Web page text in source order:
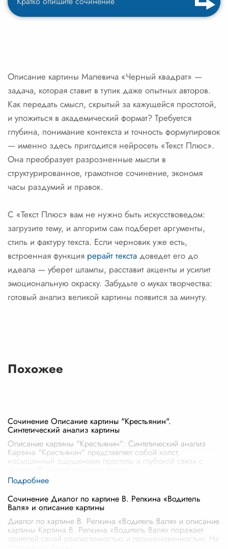
Описание картины Малевича «Черный квадрат» —
задача, которая ставит в тупик даже опытных авторов.
Как передать смысл, скрытый за кажущейся простотой,
и уложиться в академический формат? Требуется
глубина, понимание контекста и точность формулировок
— именно здесь пригодится нейросеть «Текст Плюс».
Она преобразует разрозненные мысли в
структурированное, грамотное сочинение, экономя
часы раздумий и правок.
С «Текст Плюс» вам не нужно быть искусствоведом:
загрузите тему, и алгоритм сам подберет аргументы,
стиль и фактуру текста. Если черновик уже есть,
встроенная функция рерайт текста доведет его до
идеала — уберет штампы, расставит акценты и усилит
эмоциональную окраску. Забудьте о муках творчества:
готовый анализ великой картины появится за минуту.
Похожее
Сочинение Описание картины "Крестьянин".
Синтетический анализ картины
Описание картины "Крестьянин": Синтетический анализ
Картина "Крестьянин" представляет собой холст,
насыщенный ощущением простоты и глубокой связи с
Сочинение Диалог по картине В. Репкина «Водитель
Валя» и описание картины
Диалог по картине В. Репкина «Водитель Валя» и описание
картины Картина В. Репкина «Водитель Валя» поражает
зрителей своей реалистичностью и проникновенностью. На